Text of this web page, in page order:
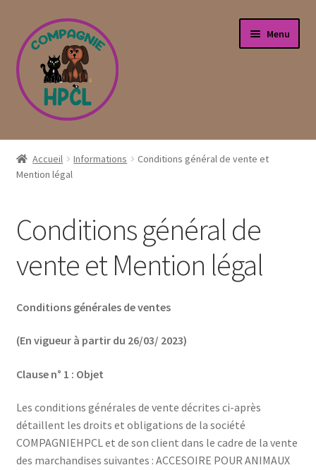
Aller
la
navigation
Aller
au
contenu
Menu
Accueil
Boutique
Retour
Mon compte
Accueil Informations
Conditions général de vente et
Mention légal
Conditions général de
vente et Mention légal
Conditions générales de ventes
(En vigueur à partir du 26/03/ 2023)
Clause n° 1 : Objet
Les conditions générales de vente décrites ci-après
détaillent les droits et obligations de la société
COMPAGNIEHPCL et de son client dans le cadre de la vente
des marchandises suivantes : ACCESOIRE POUR ANIMAUX